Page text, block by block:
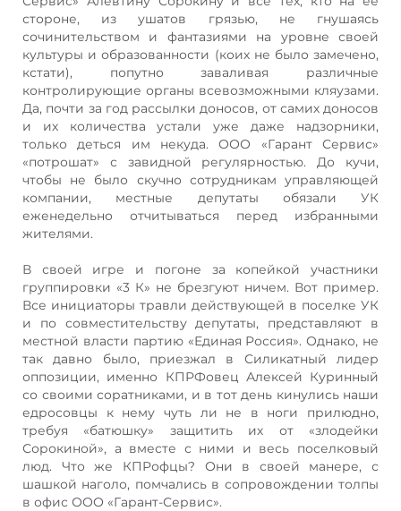
стороне, из ушатов грязью, не гнушаясь
сочинительством и фантазиями на уровне своей
культуры и образованности (коих не было замечено,
кстати), попутно заваливая различные
контролирующие органы всевозможными кляузами.
Да, почти за год рассылки доносов, от самих доносов
и их количества устали уже даже надзорники,
только деться им некуда. ООО «Гарант Сервис»
«потрошат» с завидной регулярностью. До кучи,
чтобы не было скучно сотрудникам управляющей
компании, местные депутаты обязали УК
еженедельно отчитываться перед избранными
жителями.
В своей игре и погоне за копейкой участники
группировки «3 К» не брезгуют ничем. Вот пример.
Все инициаторы травли действующей в поселке УК
и по совместительству депутаты, представляют в
местной власти партию «Единая Россия». Однако, не
так давно было, приезжал в Силикатный лидер
оппозиции, именно КПРФовец Алексей Куринный
со своими соратниками, и в тот день кинулись наши
едросовцы к нему чуть ли не в ноги прилюдно,
требуя «батюшку» защитить их от «злодейки
Сорокиной», а вместе с ними и весь поселковый
люд. Что же КПРофцы? Они в своей манере, с
шашкой наголо, помчались в сопровождении толпы
в офис ООО «Гарант-Сервис».